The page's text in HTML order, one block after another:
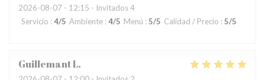
2026-08-07 - 12:15 - Invitados 4
Servicio : 4/5 Ambiente : 4/5 Menú : 5/5 Calidad / Precio : 5/5
GuillemantL